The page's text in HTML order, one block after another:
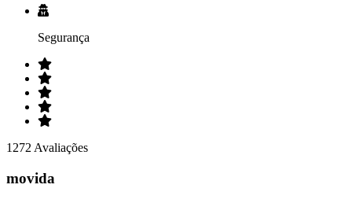
Segurança
1272 Avaliações
movida